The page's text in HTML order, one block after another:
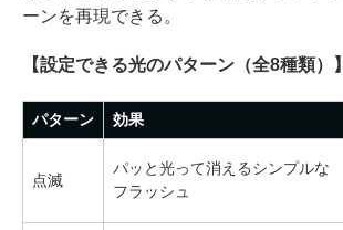
ーンを再現できる。
【設定できる光のパターン（全8種類）】
パターン 効果
点滅
パッと光って消えるシンプルな
フラッシュ